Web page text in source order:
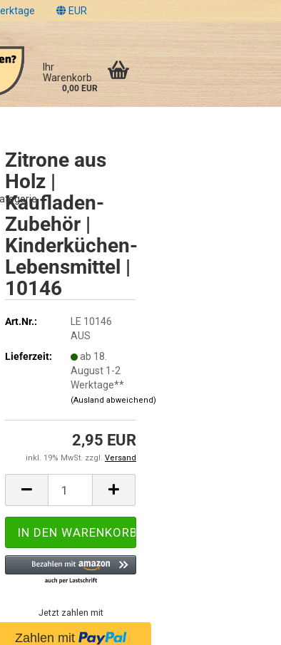
EUR
Ihr
Warenkorb
0,00 EUR
Zitrone aus
Holz |
Kaufladen-
Zubehör |
Kinderküchen-
Lebensmittel |
10146
Art.Nr.:
LE 10146
AUS
Lieferzeit:
ab 18.
August 1-2
Werktage**
(Ausland abweichend)
2,95 EUR
inkl. 19% MwSt. zzgl. Versand
Jetzt zahlen mit